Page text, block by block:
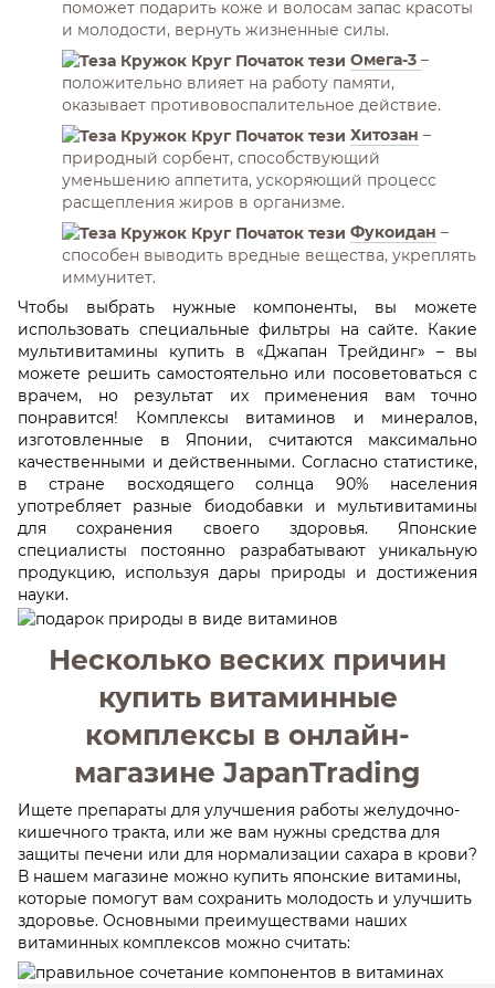
поможет подарить коже и волосам запас красоты
и молодости, вернуть жизненные силы.
Омега-3 –
положительно влияет на работу памяти,
оказывает противовоспалительное действие.
Хитозан –
природный сорбент, способствующий
уменьшению аппетита, ускоряющий процесс
расщепления жиров в организме.
Фукоидан –
способен выводить вредные вещества, укреплять
иммунитет.
Чтобы выбрать нужные компоненты, вы можете
использовать специальные фильтры на сайте. Какие
мультивитамины купить в «Джапан Трейдинг» – вы
можете решить самостоятельно или посоветоваться с
врачем, но результат их применения вам точно
понравится! Комплексы витаминов и минералов,
изготовленные в Японии, считаются максимально
качественными и действенными. Согласно статистике,
в стране восходящего солнца 90% населения
употребляет разные биодобавки и мультивитамины
для сохранения своего здоровья. Японские
специалисты постоянно разрабатывают уникальную
продукцию, используя дары природы и достижения
науки.
Несколько веских причин
купить витаминные
комплексы в онлайн-
магазине JapanTrading
Ищете препараты для улучшения работы желудочно-
кишечного тракта, или же вам нужны средства для
защиты печени или для нормализации сахара в крови?
В нашем магазине можно купить японские витамины,
которые помогут вам сохранить молодость и улучшить
здоровье. Основными преимуществами наших
витаминных комплексов можно считать: